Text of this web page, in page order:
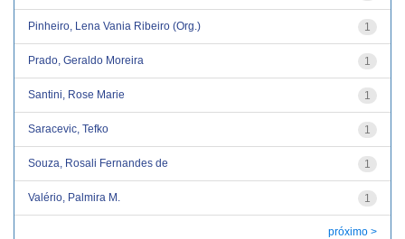
1
Pinheiro, Lena Vania Ribeiro (Org.)
1
Prado, Geraldo Moreira
1
Santini, Rose Marie
1
Saracevic, Tefko
1
Souza, Rosali Fernandes de
1
Valério, Palmira M.
próximo >